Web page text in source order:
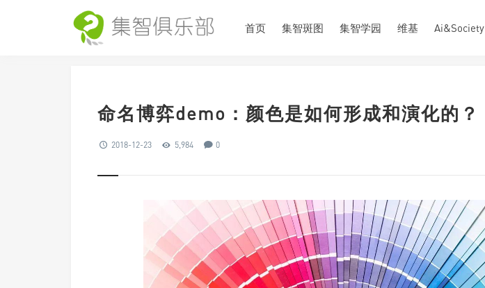
首页 集智斑图 集智学园 维基 Ai&Society
命名博弈demo：颜色是如何形成和演化的？
2018-12-23 5,984 0